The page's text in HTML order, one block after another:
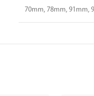
70mm, 78mm, 91mm,